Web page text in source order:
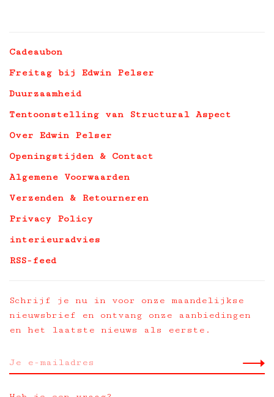
Cadeaubon
Freitag bij Edwin Pelser
Duurzaamheid
Tentoonstelling van Structural Aspect
Over Edwin Pelser
Openingstijden & Contact
Algemene Voorwaarden
Verzenden & Retourneren
Privacy Policy
interieuradvies
RSS-feed
Schrijf je nu in voor onze maandelijkse
nieuwsbrief en ontvang onze aanbiedingen
en het laatste nieuws als eerste.